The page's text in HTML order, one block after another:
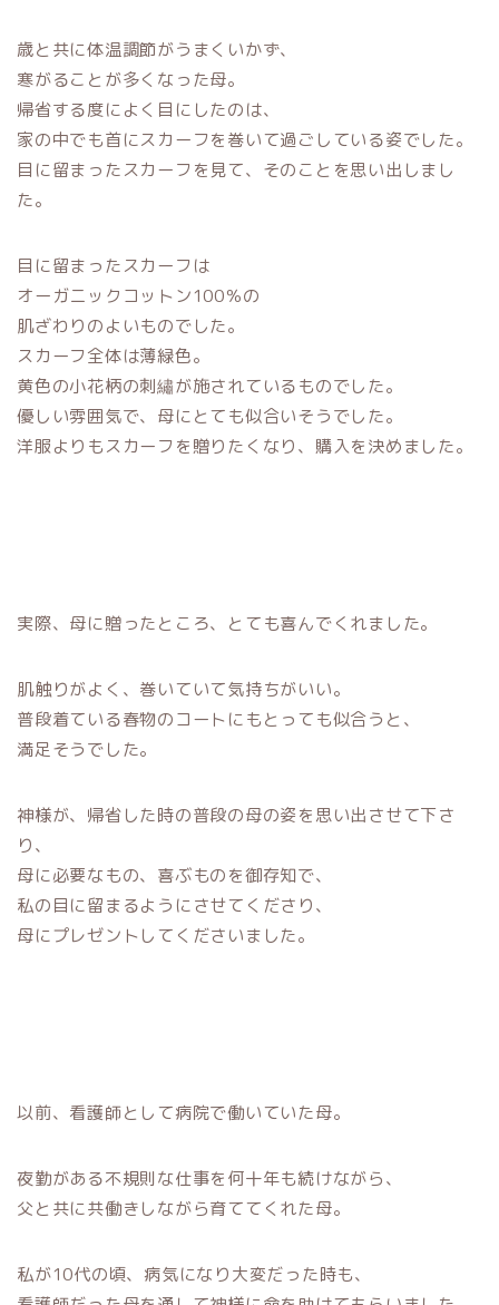
歳と共に体温調節がうまくいかず、
寒がることが多くなった母。
帰省する度によく目にしたのは、
家の中でも首にスカーフを巻いて過ごしている姿でした。
目に留まったスカーフを見て、そのことを思い出しまし
た。
目に留まったスカーフは
オーガニックコットン100％の
肌ざわりのよいものでした。
スカーフ全体は薄緑色。
黄色の小花柄の刺繡が施されているものでした。
優しい雰囲気で、母にとても似合いそうでした。
洋服よりもスカーフを贈りたくなり、購入を決めました。
実際、母に贈ったところ、とても喜んでくれました。
肌触りがよく、巻いていて気持ちがいい。
普段着ている春物のコートにもとっても似合うと、
満足そうでした。
神様が、帰省した時の普段の母の姿を思い出させて下さ
り、
母に必要なもの、喜ぶものを御存知で、
私の目に留まるようにさせてくださり、
母にプレゼントしてくださいました。
以前、看護師として病院で働いていた母。
夜勤がある不規則な仕事を何十年も続けながら、
父と共に共働きしながら育ててくれた母。
私が10代の頃、病気になり大変だった時も、